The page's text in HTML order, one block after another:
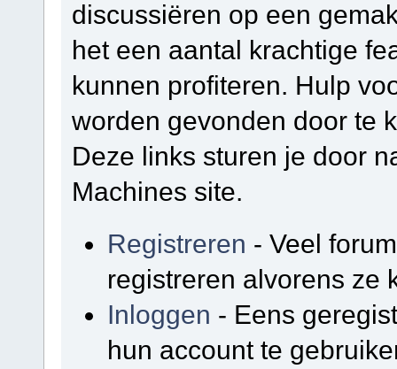
discussiëren op een
het een aantal krachtige
kunnen profiteren. Hulp
worden gevonden door te
Deze links sturen je door
Machines site.
Registreren - Veel
registreren alvorens ze
Inloggen - Eens
hun account te